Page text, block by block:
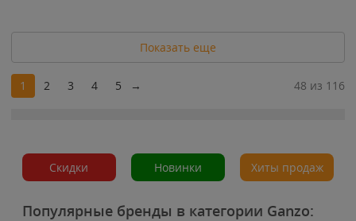
Показать еще
1 2 3 4 5 → 48 из 116
Скидки Новинки Хиты продаж
Популярные бренды в категории Ganzo: